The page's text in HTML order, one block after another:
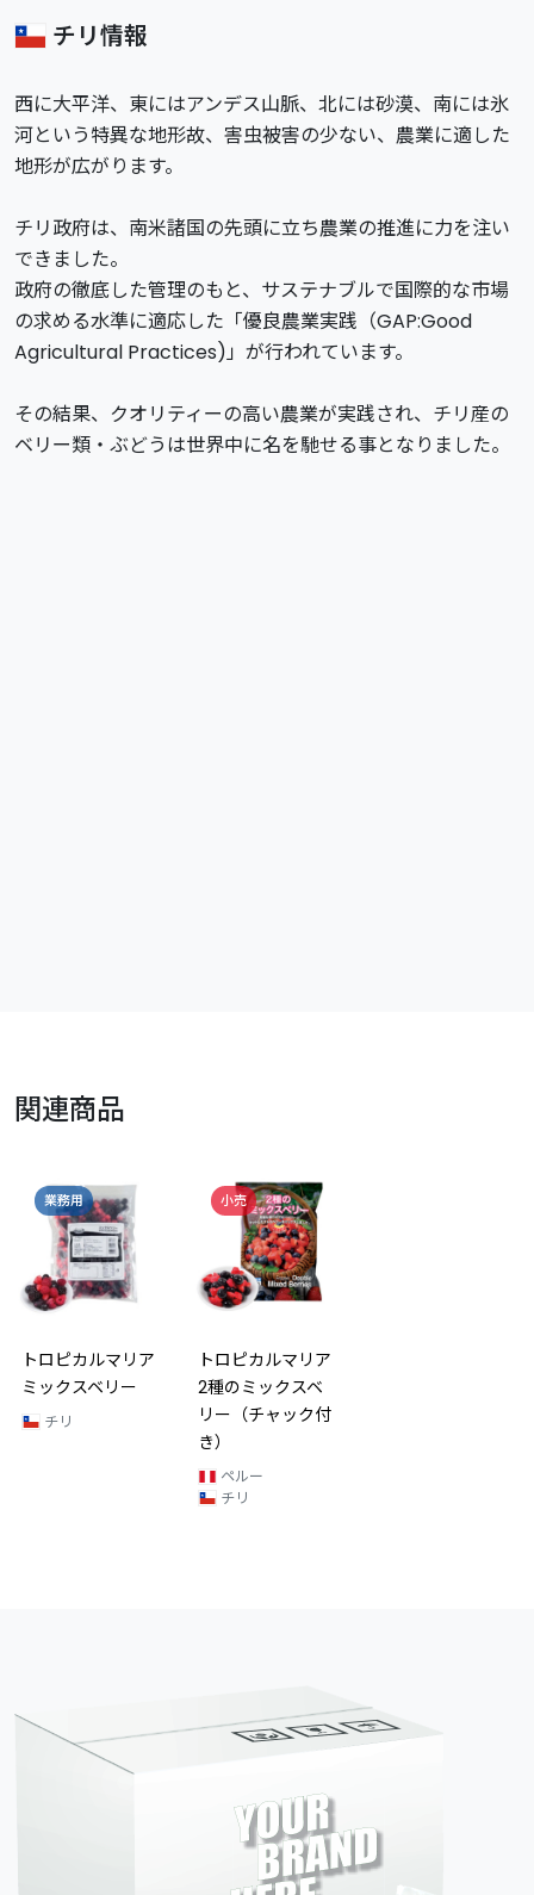
チリ情報
西に大平洋、東にはアンデス山脈、北には砂漠、南には氷
河という特異な地形故、害虫被害の少ない、農業に適した
地形が広がります。
チリ政府は、南米諸国の先頭に立ち農業の推進に力を注い
できました。
政府の徹底した管理のもと、サステナブルで国際的な市場
の求める水準に適応した「優良農業実践（GAP:Good
Agricultural Practices)」が行われています。
その結果、クオリティーの高い農業が実践され、チリ産の
ベリー類・ぶどうは世界中に名を馳せる事となりました。
関連商品
業務用
トロピカルマリア
ミックスベリー
チリ
小売
トロピカルマリア
2種のミックスベ
リー（チャック付
き）
ペルー
チリ